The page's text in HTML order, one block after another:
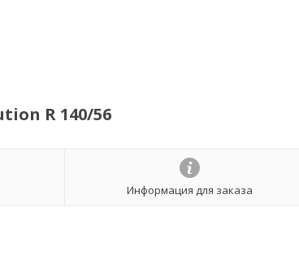
R 140/56
Информация для заказа